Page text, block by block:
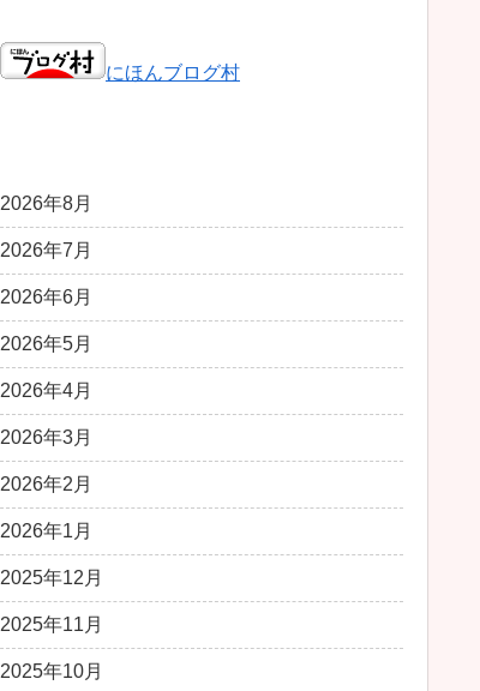
にほんブログ村
2026年8月
2026年7月
2026年6月
2026年5月
2026年4月
2026年3月
2026年2月
2026年1月
2025年12月
2025年11月
2025年10月